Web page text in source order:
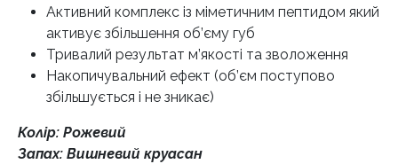
Активний комплекс із міметичним пептидом який
активує збільшення об’єму губ
Тривалий результат м’якості та зволоження
Накопичувальний ефект (об’єм поступово
збільшується і не зникає)
Колір: Рожевий
Запах: Вишневий круасан